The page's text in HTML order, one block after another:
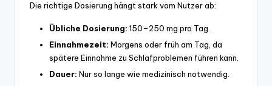
Die richtige Dosierung hängt stark vom Nutzer ab:
Übliche Dosierung: 150–250 mg pro Tag.
Einnahmezeit: Morgens oder früh am Tag, da
spätere Einnahme zu Schlafproblemen führen kann.
Dauer: Nur so lange wie medizinisch notwendig.